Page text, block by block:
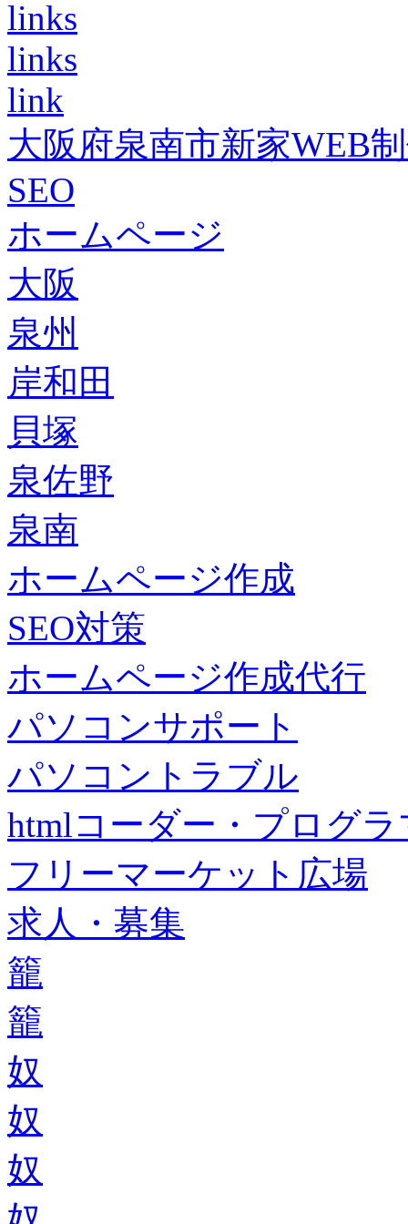
links
links
link
大阪府泉南市新家WEB
SEO
ホームページ
大阪
泉州
岸和田
貝塚
泉佐野
泉南
ホームページ作成
SEO対策
ホームページ作成代行
パソコンサポート
パソコントラブル
htmlコーダー・プログラ
フリーマーケット広場
求人・募集
籠
籠
奴
奴
奴